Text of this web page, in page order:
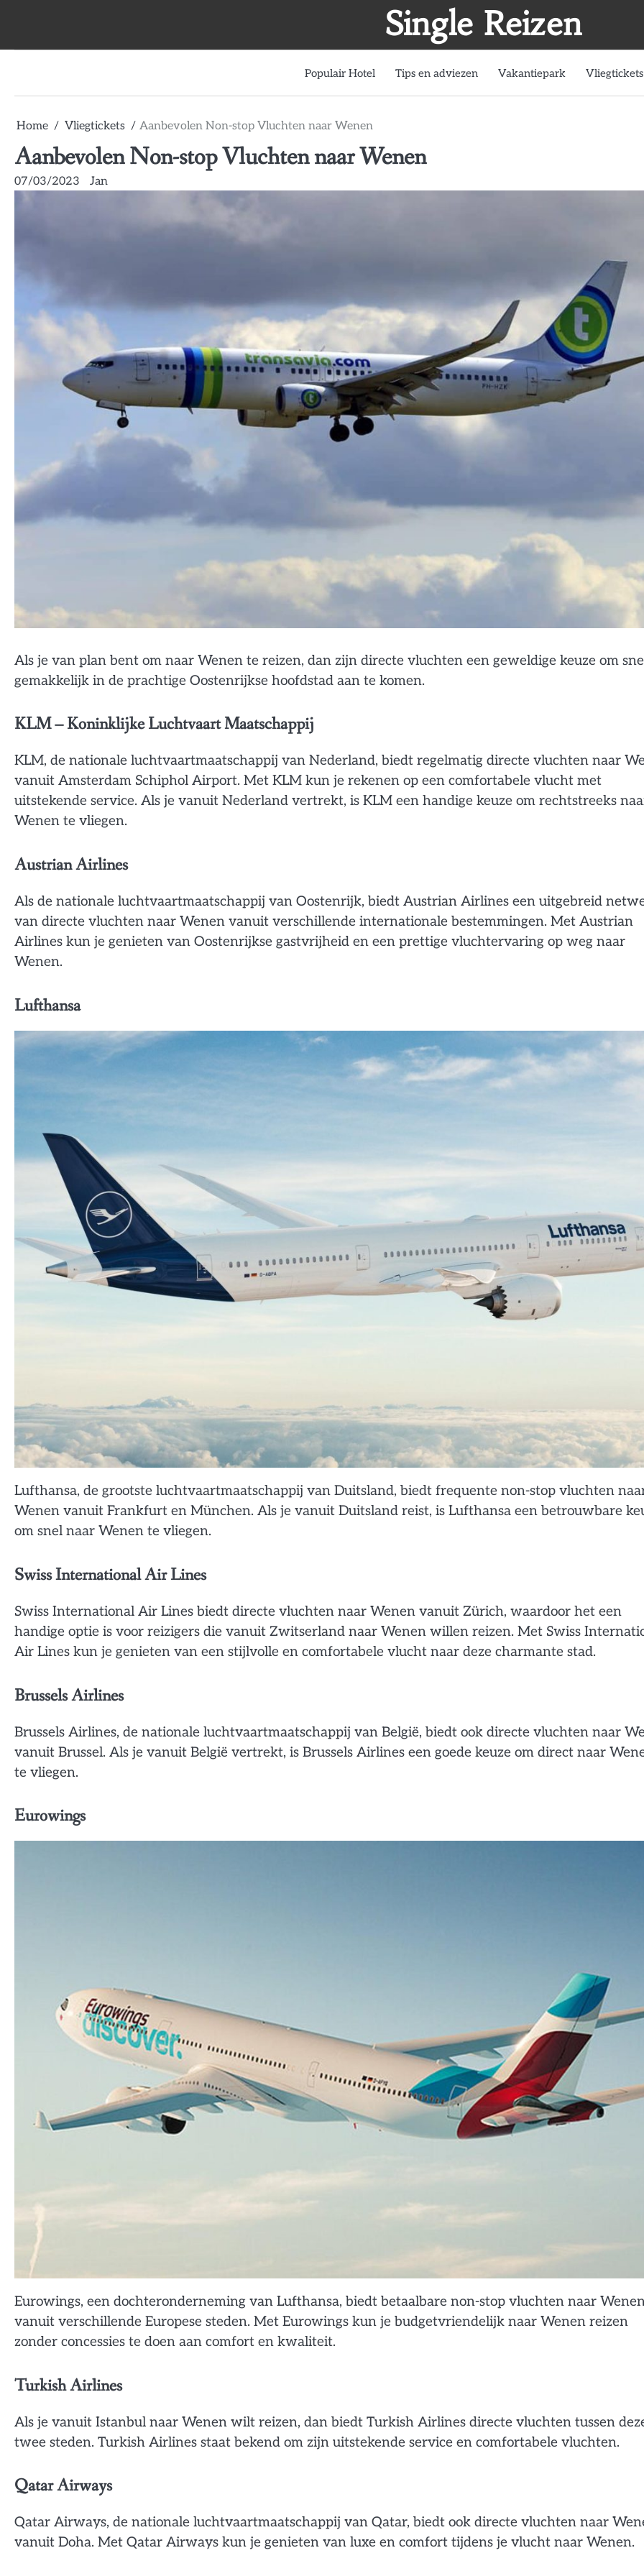
Single Reizen
Populair Hotel Tips en adviezen Vakantiepark Vliegtickets
Home Vliegtickets Aanbevolen Non-stop Vluchten naar Wenen
Aanbevolen Non-stop Vluchten naar Wenen
07/03/2023 Jan
Als je van plan bent om naar Wenen te reizen, dan zijn directe vluchten een geweldige keuze om
gemakkelijk in de prachtige Oostenrijkse hoofdstad aan te komen.
KLM – Koninklijke Luchtvaart Maatschappij
KLM, de nationale luchtvaartmaatschappij van Nederland, biedt regelmatig directe vluchten naar
vanuit Amsterdam Schiphol Airport. Met KLM kun je rekenen op een comfortabele vlucht met
uitstekende service. Als je vanuit Nederland vertrekt, is KLM een handige keuze om rechtstreeks
Wenen te vliegen.
Austrian Airlines
Als de nationale luchtvaartmaatschappij van Oostenrijk, biedt Austrian Airlines een uitgebreid
van directe vluchten naar Wenen vanuit verschillende internationale bestemmingen. Met Austrian
Airlines kun je genieten van Oostenrijkse gastvrijheid en een prettige vluchtervaring op weg naar
Wenen.
Lufthansa
Lufthansa, de grootste luchtvaartmaatschappij van Duitsland, biedt frequente non-stop vluchten
Wenen vanuit Frankfurt en München. Als je vanuit Duitsland reist, is Lufthansa een betrouwbare
om snel naar Wenen te vliegen.
Swiss International Air Lines
Swiss International Air Lines biedt directe vluchten naar Wenen vanuit Zürich, waardoor het een
handige optie is voor reizigers die vanuit Zwitserland naar Wenen willen reizen. Met Swiss
Air Lines kun je genieten van een stijlvolle en comfortabele vlucht naar deze charmante stad.
Brussels Airlines
Brussels Airlines, de nationale luchtvaartmaatschappij van België, biedt ook directe vluchten naar
vanuit Brussel. Als je vanuit België vertrekt, is Brussels Airlines een goede keuze om direct naar
te vliegen.
Eurowings
Eurowings, een dochteronderneming van Lufthansa, biedt betaalbare non-stop vluchten naar
vanuit verschillende Europese steden. Met Eurowings kun je budgetvriendelijk naar Wenen reizen
zonder concessies te doen aan comfort en kwaliteit.
Turkish Airlines
Als je vanuit Istanbul naar Wenen wilt reizen, dan biedt Turkish Airlines directe vluchten tussen
twee steden. Turkish Airlines staat bekend om zijn uitstekende service en comfortabele vluchten.
Qatar Airways
Qatar Airways, de nationale luchtvaartmaatschappij van Qatar, biedt ook directe vluchten naar
vanuit Doha. Met Qatar Airways kun je genieten van luxe en comfort tijdens je vlucht naar Wenen.